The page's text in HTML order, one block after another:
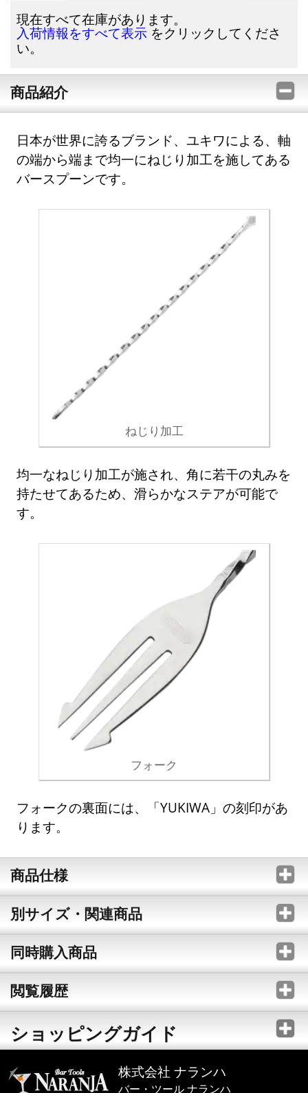
現在すべて在庫があります。
入荷情報をすべて表示 をクリックしてくださ
い。
商品紹介
日本が世界に誇るブランド、ユキワによる、軸
の端から端まで均一にねじり加工を施してある
バースプーンです。
ねじり加工
均一なねじり加工が施され、角に若干の丸みを
持たせてあるため、滑らかなステアが可能で
す。
フォーク
フォークの裏面には、「YUKIWA」の刻印があ
ります。
商品仕様
別サイズ・関連商品
同時購入商品
閲覧履歴
ショッピングガイド
株式会社 ナランハ
バー・ツール ナランハ